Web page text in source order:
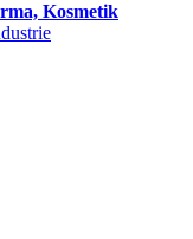
Kosmetik